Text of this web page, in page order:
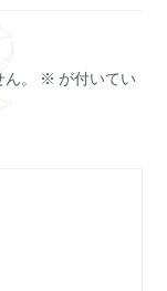
。 ※ が付いてい